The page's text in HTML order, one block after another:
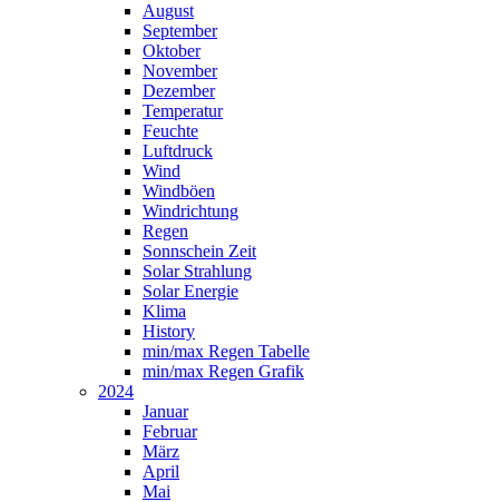
August
September
Oktober
November
Dezember
Temperatur
Feuchte
Luftdruck
Wind
Windböen
Windrichtung
Regen
Sonnschein Zeit
Solar Strahlung
Solar Energie
Klima
History
min/max Regen Tabelle
min/max Regen Grafik
2024
Januar
Februar
März
April
Mai